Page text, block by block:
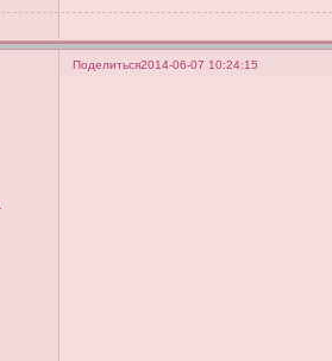
Поделиться2014-06-07 10:24:15